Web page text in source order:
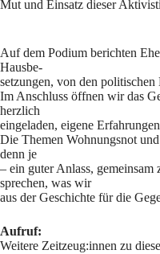
Mut und Einsatz dieser
Auf dem Podium berichten
Hausbe-
setzungen, von den
Im Anschluss öffnen wir das
herzlich
eingeladen, eigene
Die Themen Wohnungsnot
denn je
– ein guter Anlass,
sprechen, was wir
aus der Geschichte für die
Aufruf:
Weitere Zeitzeug:innen zu